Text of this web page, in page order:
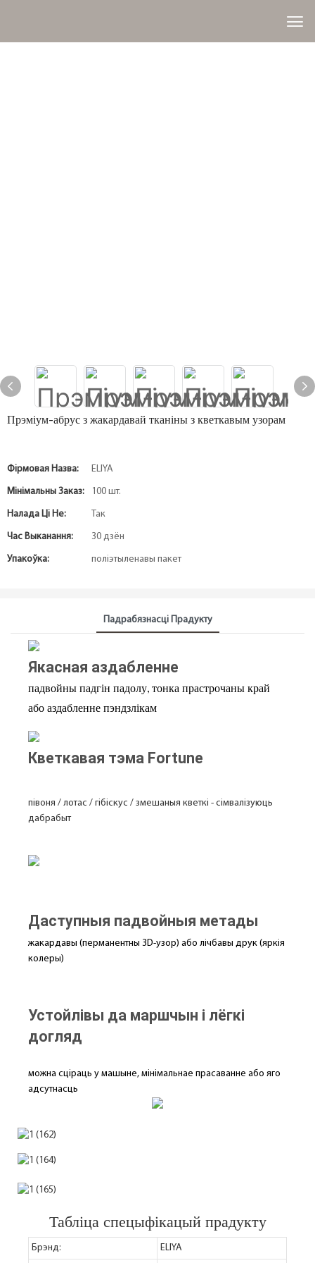
Прэміум-абрус з жакардавай тканіны з кветкавым узорам
Фірмовая Назва: ELIYA
Мінімальны Заказ: 100 шт.
Налада Ці Не: Так
Час Выканання: 30 дзён
Упакоўка: поліэтыленавы пакет
Падрабязнасці Прадукту
Якасная аздабленне
падвойны падгін падолу, тонка прастрочаны край
або аздабленне пэндзлікам
Кветкавая тэма Fortune
півоня / лотас / гібіскус / змешаныя кветкі - сімвалізуюць
дабрабыт
Даступныя падвойныя метады
жакардавы (перманентны 3D-узор) або лічбавы друк (яркія
колеры)
Устойлівы да маршчын і лёгкі
догляд
можна сціраць у машыне, мінімальнае прасаванне або яго
адсутнасць
Табліца спецыфікацый прадукту
Брэнд: ELIYA